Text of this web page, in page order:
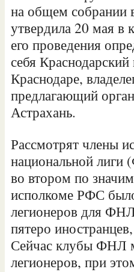
на общем собрании
утвердила 20 мая в
его проведения
себя
Краснодаре,
предлагающий
Астрахань.
Рассмотрят члены
национальной лиги
во втором по
исполкоме РФС
легионеров для
пятеро
Сейчас клубы ФНЛ
легионеров, при